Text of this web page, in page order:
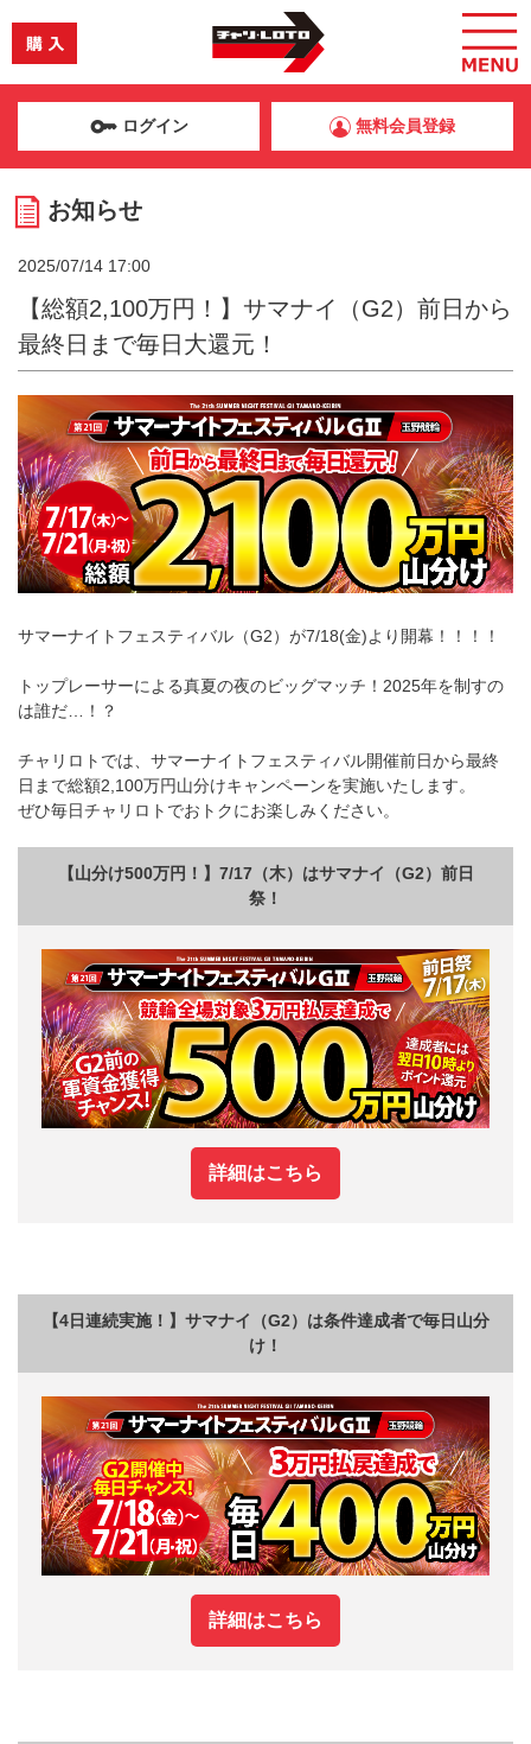
ログイン 無料会員登録
お知らせ
2025/07/14 17:00
【総額2,100万円！】サマナイ（G2）前日から
最終日まで毎日大還元！
サマーナイトフェスティバル（G2）が7/18(金)より開幕！！！！
トップレーサーによる真夏の夜のビッグマッチ！2025年を制すの
は誰だ…！？
チャリロトでは、サマーナイトフェスティバル開催前日から最終
日まで総額2,100万円山分けキャンペーンを実施いたします。
ぜひ毎日チャリロトでおトクにお楽しみください。
【山分け500万円！】7/17（木）はサマナイ（G2）前日
祭！
詳細はこちら
【4日連続実施！】サマナイ（G2）は条件達成者で毎日山分
け！
詳細はこちら